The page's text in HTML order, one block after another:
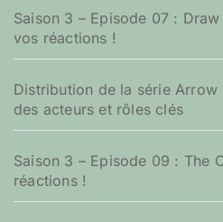
Saison 3 – Episode 07 :
vos réactions !
Distribution de la série
des acteurs et rôles clés
Saison 3 – Episode 09 : The
réactions !